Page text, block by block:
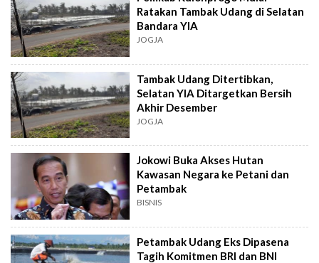
Ratakan Tambak Udang di Selatan
Bandara YIA
JOGJA
Tambak Udang Ditertibkan,
Selatan YIA Ditargetkan Bersih
Akhir Desember
JOGJA
Jokowi Buka Akses Hutan
Kawasan Negara ke Petani dan
Petambak
BISNIS
Petambak Udang Eks Dipasena
Tagih Komitmen BRI dan BNI